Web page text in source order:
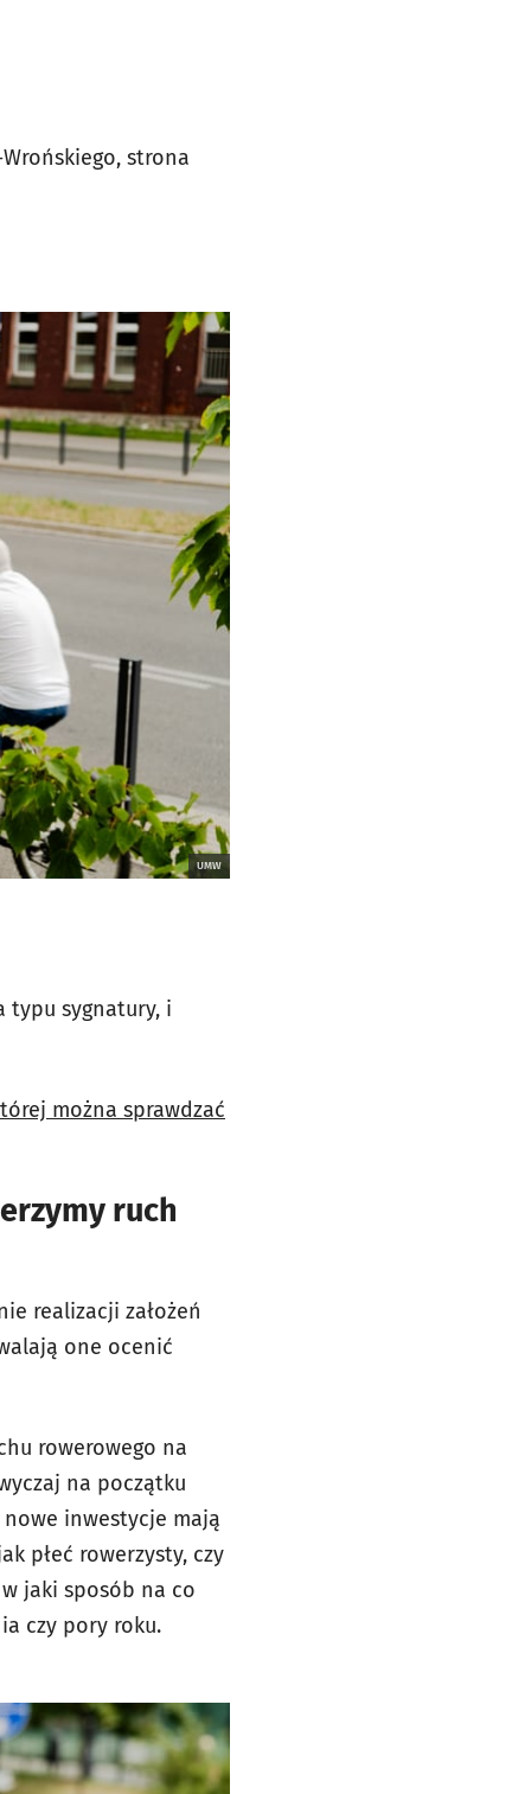
strona
UMW
typu sygnatury, i
można sprawdzać
ruch
realizacji założeń
one ocenić
rowerowego na
na początku
inwestycje mają
płeć rowerzysty, czy
jaki sposób na co
czy pory roku.